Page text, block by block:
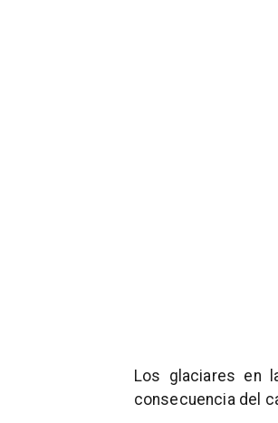
Los glaciares en
consecuencia del